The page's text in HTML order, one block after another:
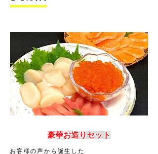
​豪華お造りセット
お客様の声から誕生した